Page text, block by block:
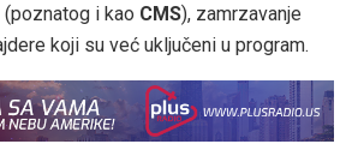
(poznatog i kao CMS), zamrzavanje
koji su već uključeni u program.